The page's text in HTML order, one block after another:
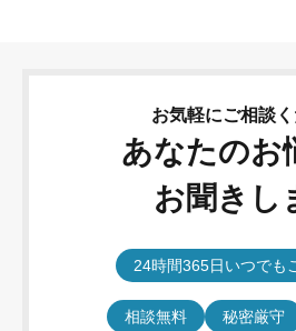
お気軽にご相談
あなたのお
お聞きし
24時間365日いつでも
相談無料 秘密厳守